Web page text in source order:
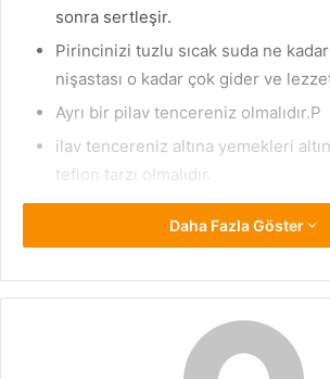
sonra sertleşir.
Pirincinizi tuzlu sıcak suda ne
nişastası o kadar çok gider ve
Ayrı bir pilav tencereniz olmalıdır.P
ilav tencereniz altına yemekleri
teflon tarzı olmalıdır.
Pirincinizi tuzlu sudan çıkartıp
ufalamadan yıkayın.
Tencerede önce sıvı yağınızı
koyarsanız yanar ve koku gelir.
Daha Fazla Göster